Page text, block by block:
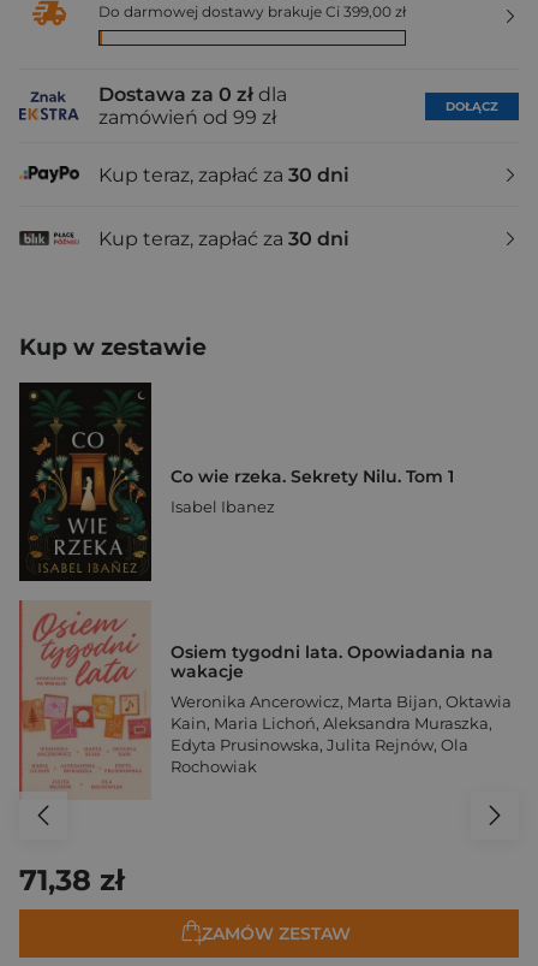
Do darmowej dostawy brakuje Ci 399,00 zł
Dostawa za 0 zł dla
zamówień od 99 zł
DOŁĄCZ
Kup teraz, zapłać za 30 dni
Kup teraz, zapłać za 30 dni
Kup w zestawie
Co wie rzeka. Sekrety Nilu. Tom 1
Isabel Ibanez
Osiem tygodni lata. Opowiadania na
wakacje
Weronika Ancerowicz, Marta Bijan, Oktawia
Kain, Maria Lichoń, Aleksandra Muraszka,
Edyta Prusinowska, Julita Rejnów, Ola
Rochowiak
71,38 zł
ZAMÓW ZESTAW